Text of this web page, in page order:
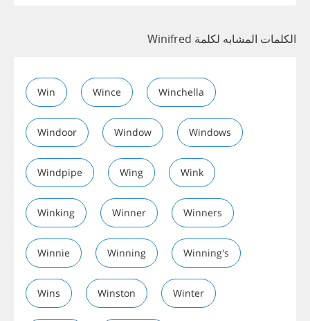
الكلمات المشابه لكلمة Winifred
Win Wince Winchella
Windoor Window Windows
Windpipe Wing Wink
Winking Winner Winners
Winnie Winning Winning's
Wins Winston Winter